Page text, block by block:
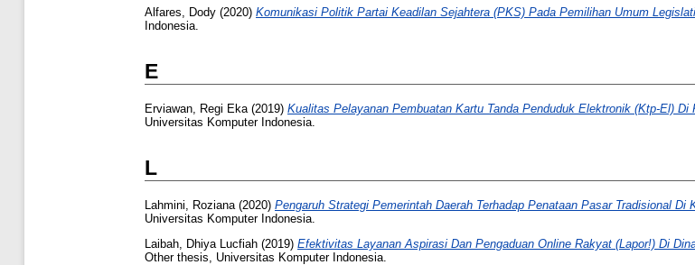
Alfares, Dody (2020) Komunikasi Politik Partai Keadilan Sejahtera (PKS) Pada Pemilihan Umum
Indonesia.
E
Erviawan, Regi Eka (2019) Kualitas Pelayanan Pembuatan Kartu Tanda Penduduk Elektronik (Ktp-El) Di
Universitas Komputer Indonesia.
L
Lahmini, Roziana (2020) Pengaruh Strategi Pemerintah Daerah Terhadap Penataan Pasar Tradisional Di
Universitas Komputer Indonesia.
Laibah, Dhiya Lucfiah (2019) Efektivitas Layanan Aspirasi Dan Pengaduan Online Rakyat (Lapor!) Di
Other thesis, Universitas Komputer Indonesia.